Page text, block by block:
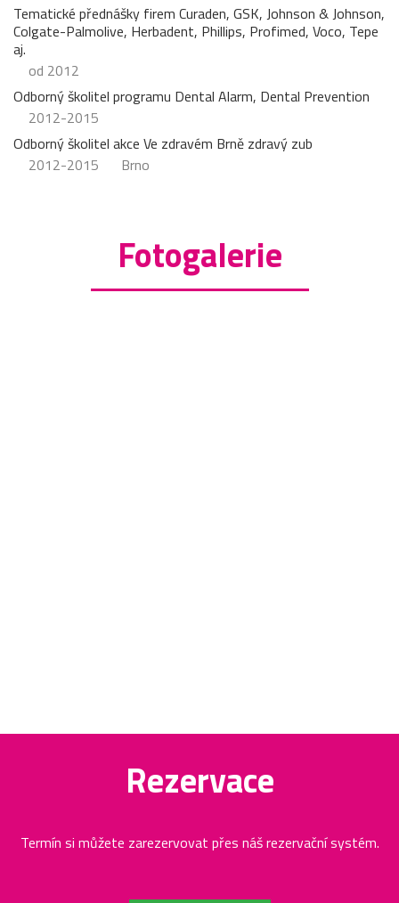
Tematické přednášky firem Curaden, GSK, Johnson & Johnson,
Colgate-Palmolive, Herbadent, Phillips, Profimed, Voco, Tepe
aj.
od 2012
Odborný školitel programu Dental Alarm, Dental Prevention
2012-2015
Odborný školitel akce Ve zdravém Brně zdravý zub
2012-2015
Brno
Fotogalerie
Rezervace
Termín si můžete zarezervovat přes náš rezervační systém.